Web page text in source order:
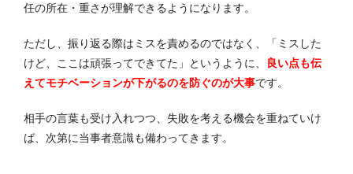
任の所在・重さが理解できるようになります。
ただし、振り返る際はミスを責めるのではなく、「ミスした
けど、ここは頑張ってできてた」というように、
良い点も伝
えてモチベーションが下がるのを防ぐのが大事です。
相手の言葉も受け入れつつ、失敗を考える機会を重ねていけ
ば、次第に当事者意識も備わってきます。